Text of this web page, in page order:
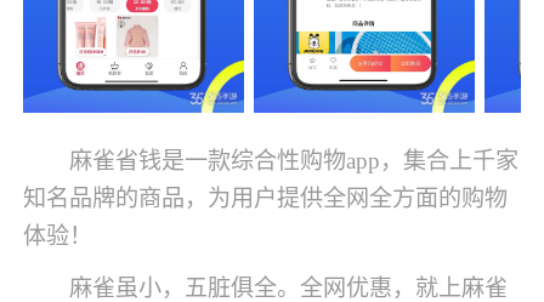
麻雀省钱是一款综合性购物app，集合上千家
知名品牌的商品，为用户提供全网全方面的购物
体验！
麻雀虽小，五脏俱全。全网优惠，就上麻雀